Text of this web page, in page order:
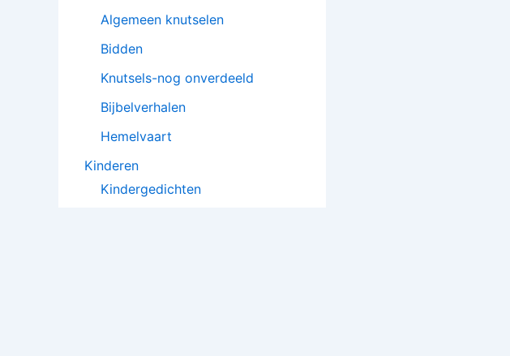
Algemeen knutselen
Bidden
Knutsels-nog onverdeeld
Bijbelverhalen
Hemelvaart
Kinderen
Kindergedichten